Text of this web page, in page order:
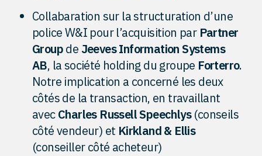
Collabaration sur la structuration d’une
police W&I pour l’acquisition par Partner
GroupdeJeeves Information Systems
AB, la société holding du groupe Forterro.
Notre implication a concerné les deux
côtés de la transaction, en travaillant
avecCharles Russell Speechlys(conseils
côté vendeur) et Kirkland & Ellis
(conseiller côté acheteur)